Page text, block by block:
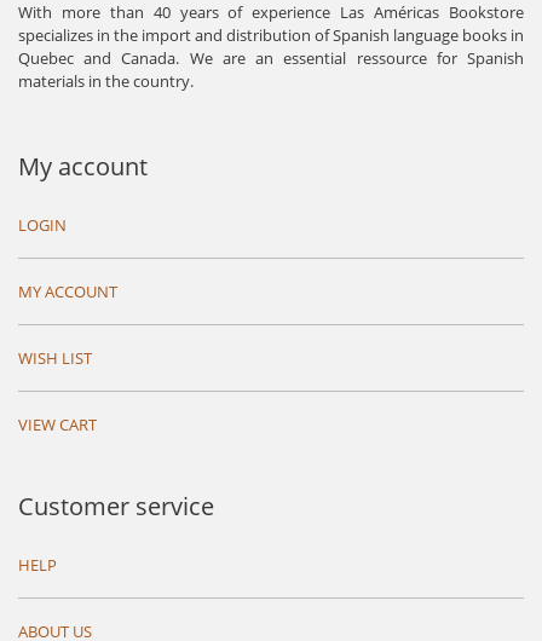
With more than 40 years of experience Las Américas Bookstore
specializes in the import and distribution of Spanish language books in
Quebec and Canada. We are an essential ressource for Spanish
materials in the country.
My account
LOGIN
MY ACCOUNT
WISH LIST
VIEW CART
Customer service
HELP
ABOUT US